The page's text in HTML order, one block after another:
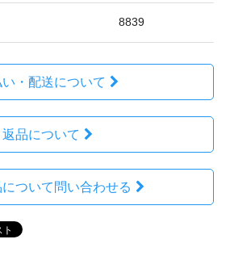
8839
・配送について
返品について
ついて問い合わせる